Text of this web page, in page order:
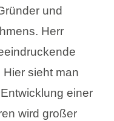
und
Herr
sieht man
einer
wird großer